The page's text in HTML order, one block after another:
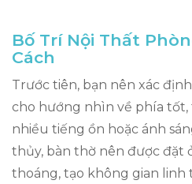
Bố Trí Nội Thất
Cách
Trước tiên, bạn nên xác
cho hướng nhìn về phía
nhiều tiếng ồn hoặc ánh
thủy, bàn thờ nên được đặt
thoáng, tạo không gian linh